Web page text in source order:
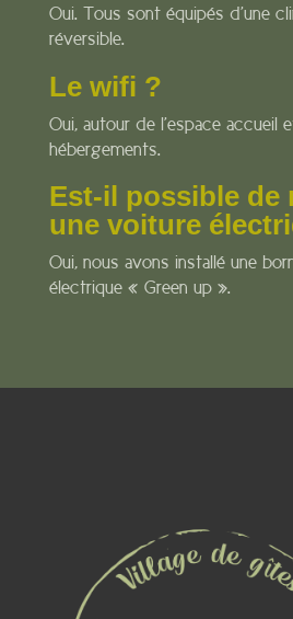
Oui. Tous sont équipés d’une
réversible.
Le wifi ?
Oui, autour de l’espace accueil
hébergements.
Est-il possible de
une voiture
Oui, nous avons installé une
électrique « Green up ».